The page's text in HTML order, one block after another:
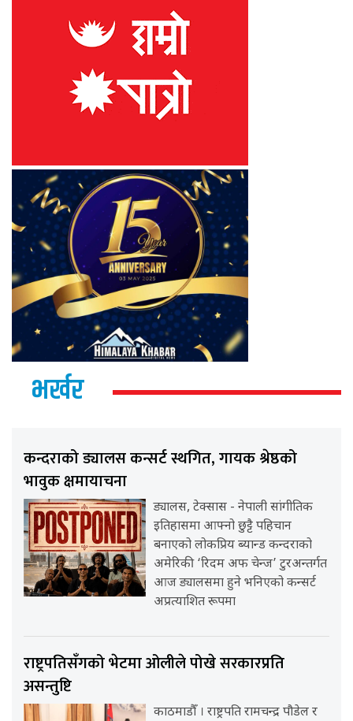
भर्खर
कन्दराको ड्यालस कन्सर्ट स्थगित, गायक श्रेष्ठको
भावुक क्षमायाचना
ड्यालस, टेक्सास - नेपाली सांगीतिक
इतिहासमा आफ्नो छुट्टै पहिचान
बनाएको लोकप्रिय ब्यान्ड कन्दराको
अमेरिकी ‘रिदम अफ चेन्ज’ टुरअन्तर्गत
आज ड्यालसमा हुने भनिएको कन्सर्ट
अप्रत्याशित रूपमा
राष्ट्रपतिसँगको भेटमा ओलीले पोखे सरकारप्रति
असन्तुष्टि
काठमाडौँ । राष्ट्रपति रामचन्द्र पौडेल र